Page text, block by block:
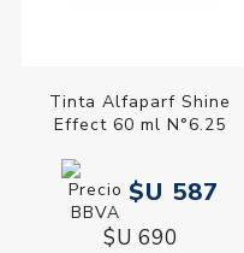
Tinta Alfaparf Shine
Effect 60 ml N°6.25
$U 587
$U 690